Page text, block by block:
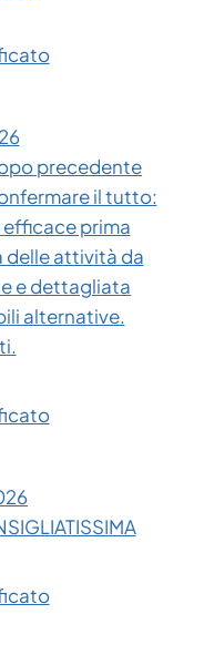
precedente
il tutto:
prima
attività da
e dettagliata
alternative.